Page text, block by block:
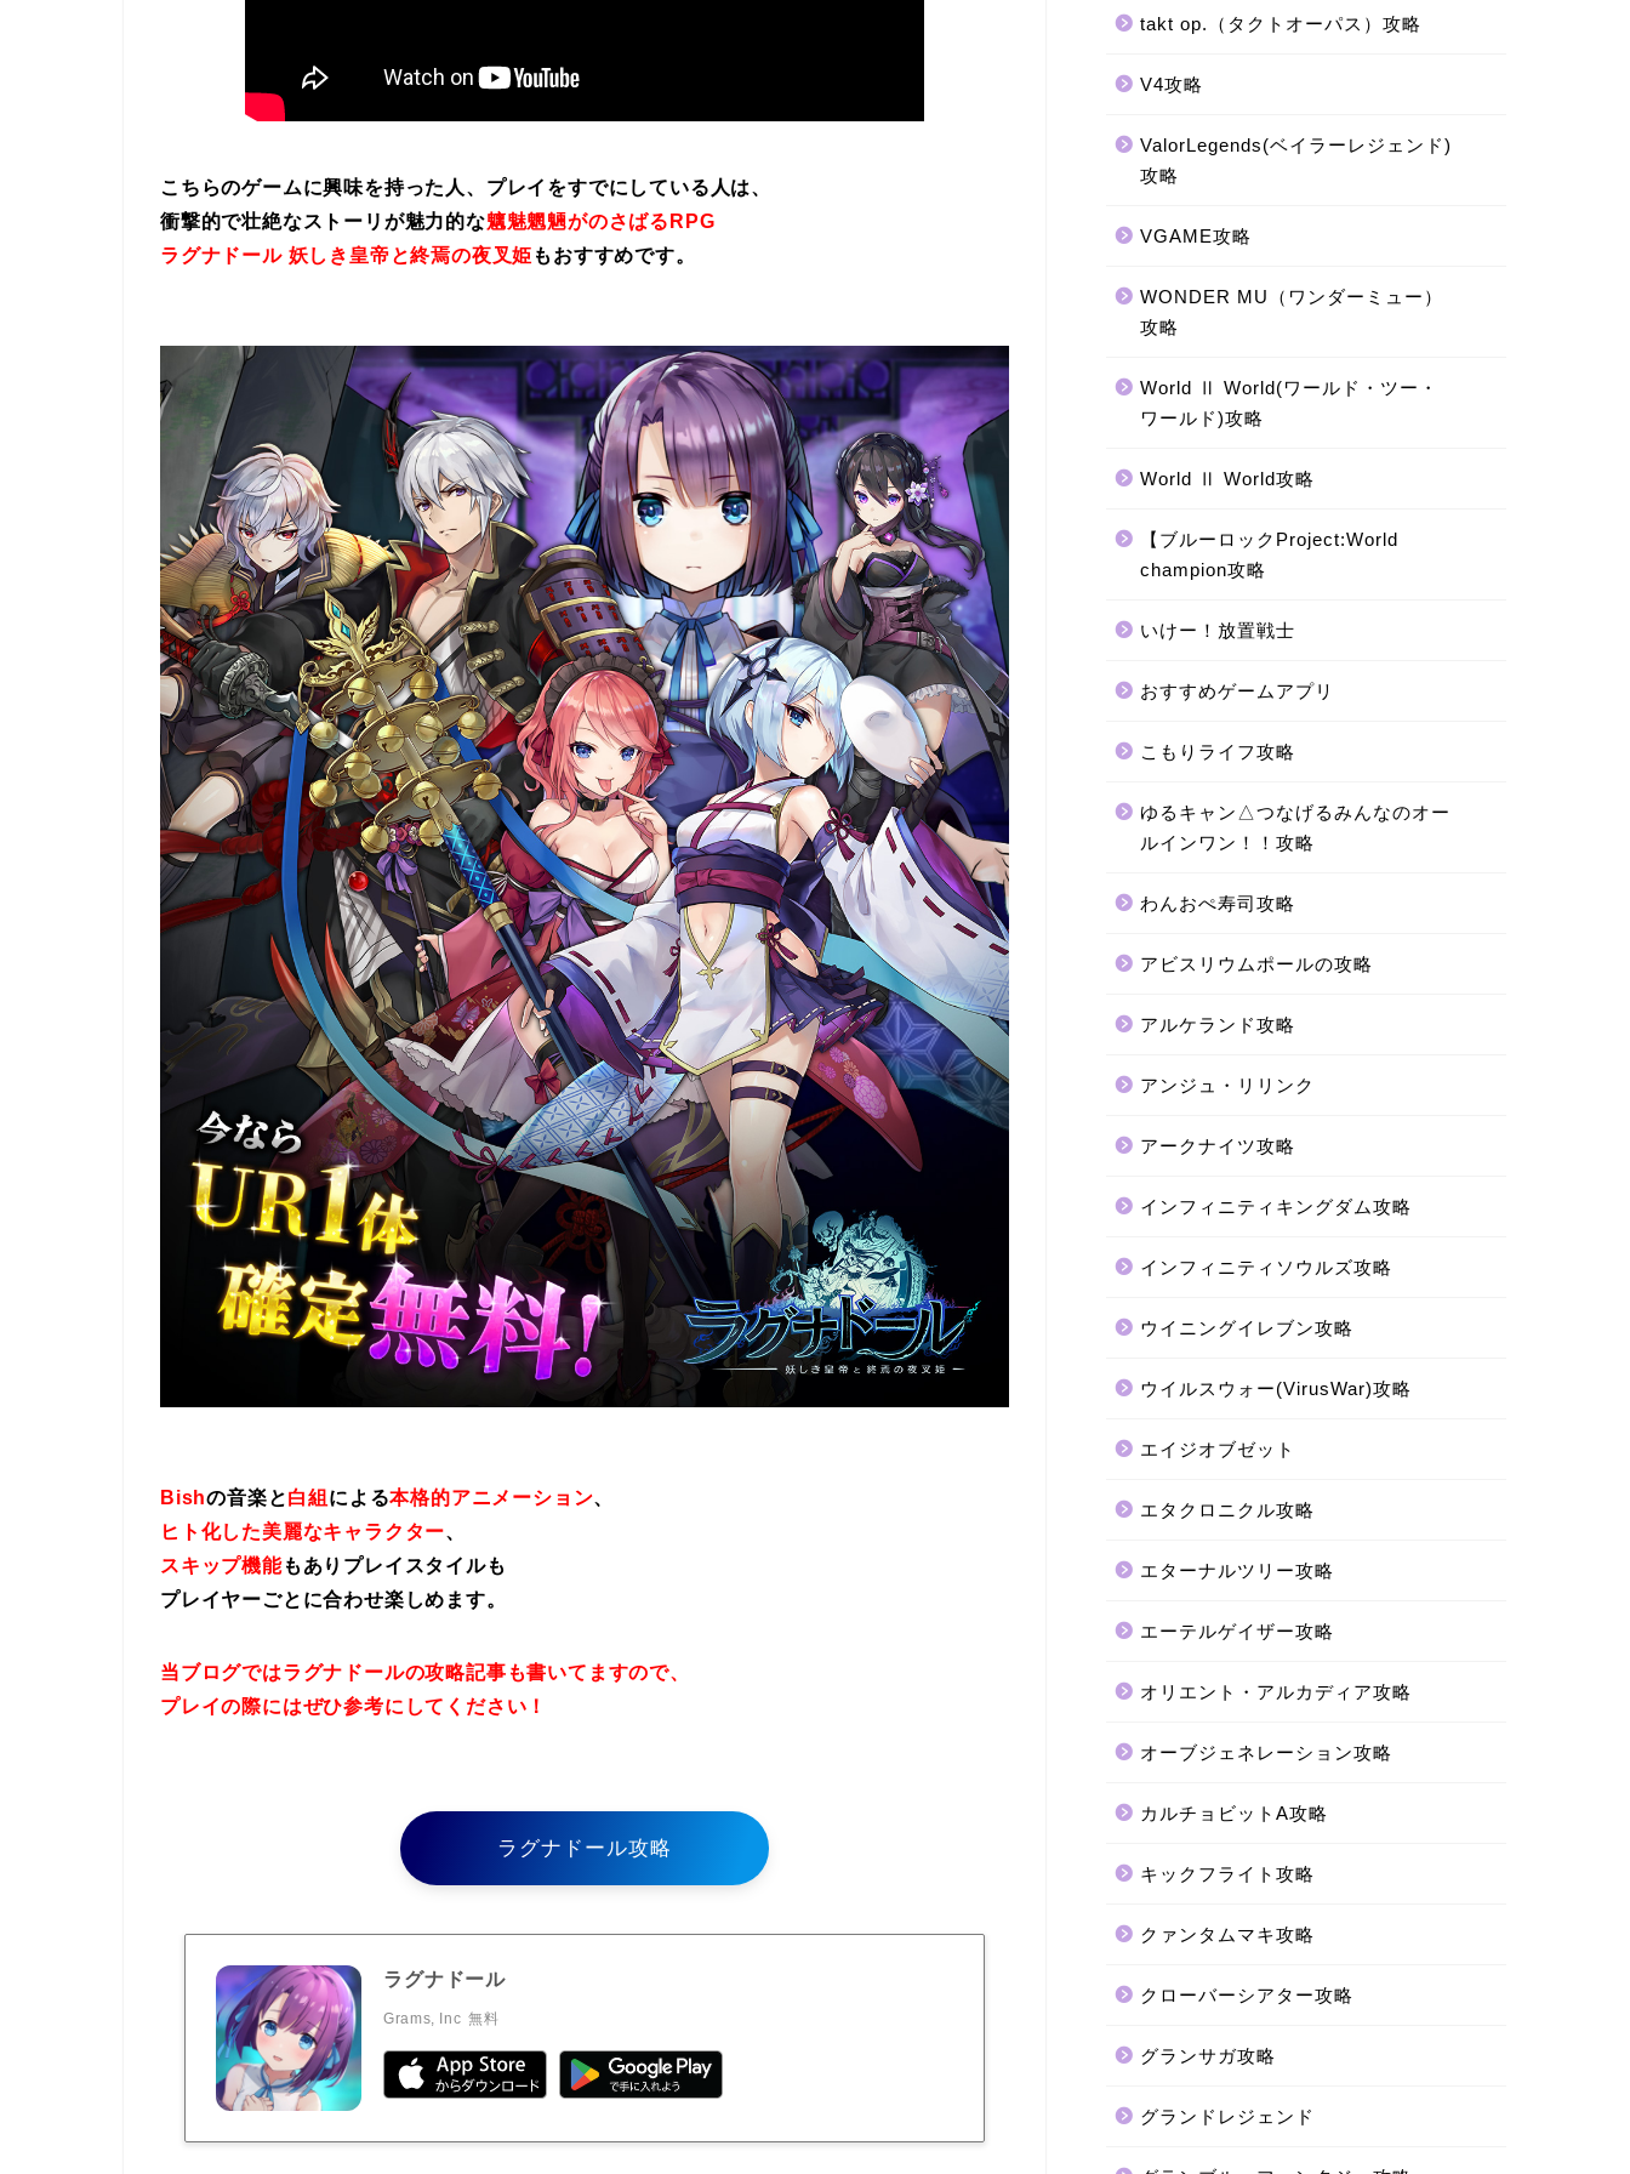
こちらのゲームに興味を持った人、プレイをすでにしている人は、
衝撃的で壮絶なストーリが魅力的な魑魅魍魎がのさばるRPG
ラグナドール 妖しき皇帝と終焉の夜叉姫 もおすすめです。
Bishの音楽と白組 による本格的アニメーション、
ヒト化した美麗なキャラクター、
スキップ機能もありプレイスタイルも
プレイヤーごとに合わせ楽しめます。
当ブログではラグナドールの攻略記事も書いてますので、
プレイの際にはぜひ参考にしてください！
ラグナドール攻略
ラグナドール
Grams, Inc 無料
takt op.（タクトオーパス）攻略
V4攻略
ValorLegends(ベイラーレジェンド)
攻略
VGAME攻略
WONDER MU（ワンダーミュー）
攻略
World Ⅱ World(ワールド・ツー・
ワールド)攻略
World Ⅱ World攻略
【ブルーロックProject:World
champion攻略
いけー！放置戦士
おすすめゲームアプリ
こもりライフ攻略
ゆるキャン△つなげるみんなのオー
ルインワン！！攻略
わんおぺ寿司攻略
アビスリウムポールの攻略
アルケランド攻略
アンジュ・リリンク
アークナイツ攻略
インフィニティキングダム攻略
インフィニティソウルズ攻略
ウイニングイレブン攻略
ウイルスウォー(VirusWar)攻略
エイジオブゼット
エタクロニクル攻略
エターナルツリー攻略
エーテルゲイザー攻略
オリエント・アルカディア攻略
オーブジェネレーション攻略
カルチョビットA攻略
キックフライト攻略
クァンタムマキ攻略
クローバーシアター攻略
グランサガ攻略
グランドレジェンド